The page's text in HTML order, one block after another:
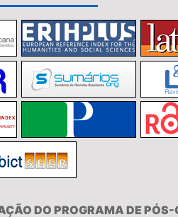
DO PROGRAMA DE